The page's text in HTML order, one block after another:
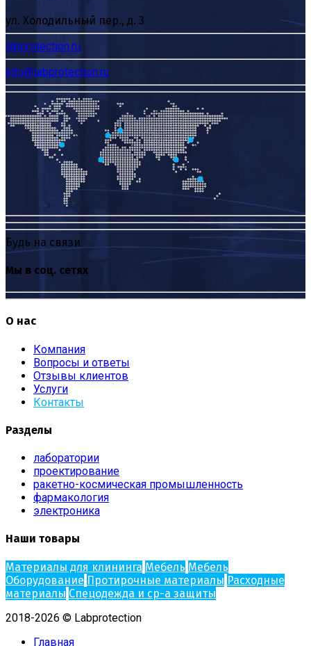
ул. Холодильный пер., д. 3
labprotection.ru
info@labprotection.ru
Будь на связи
Мы в соц. сетях
О нас
Компания
Вопросы и ответы
Отзывы клиентов
Услуги
Контакты
Разделы
лаборатории
проектирование
ракетно-космическая промышленность
фармакология
электроника
Наши товары
Материалы для клининга Мебель Мебель
Оборудование Протирочные материалы Расходные
материалы Спецодежда и ср-а защиты
2018-2026 © Labprotection
Главная